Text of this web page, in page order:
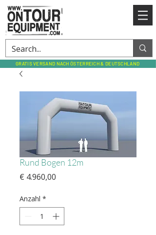
GRATIS VERSAND NACH ÖSTERREICH & DEUTSCHLAND
Rund Bogen 12m
€ 4.960,00
Anzahl *